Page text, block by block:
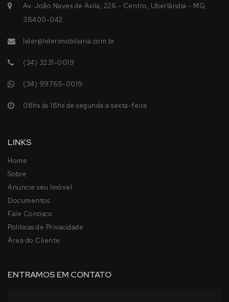
Av. João Naves de Ávila, 226 - Centro, Uberlândia - MG,
38400-042
lider@liderimobiliaria.com.br
(34) 3231-0019
(34) 99765-0019
08hs às 18hs de segunda a sexta-feira
LINKS
Home
Sobre
Anuncie seu Imóvel
Documentos
Fale Conosco
Politicas de Privacidade
Área do Cliente
ENTRAMOS EM CONTATO